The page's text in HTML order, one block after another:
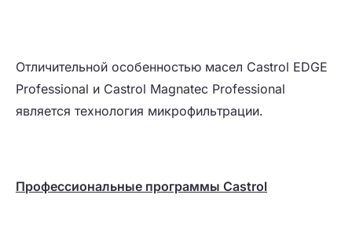
Отличительной особенностью масел Castrol EDGE
Professional и Castrol Magnatec Professional
является технология микрофильтрации.
Профессиональные программы Castrol